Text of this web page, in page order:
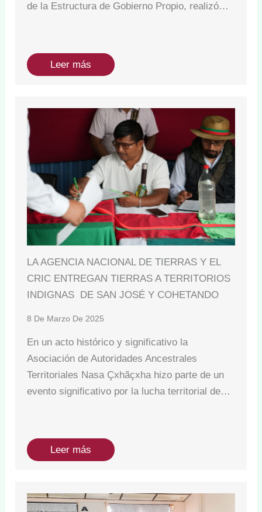
de la Estructura de Gobierno Propio, realizó…
Leer más
LA AGENCIA NACIONAL DE TIERRAS Y EL
CRIC ENTREGAN TIERRAS A TERRITORIOS
INDIGNAS DE SAN JOSÉ Y COHETANDO
8 De Marzo De 2025
En un acto histórico y significativo la
Asociación de Autoridades Ancestrales
Territoriales Nasa Çxhãçxha hizo parte de un
evento significativo por la lucha territorial de…
Leer más